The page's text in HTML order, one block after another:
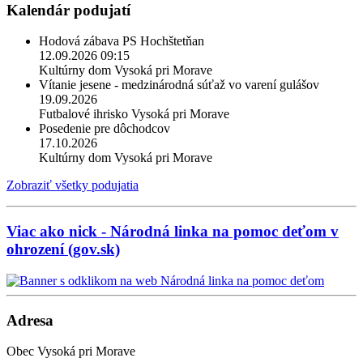
Kalendár podujatí
Hodová zábava PS Hochštetňan
12.09.2026 09:15
Kultúrny dom Vysoká pri Morave
Vítanie jesene - medzinárodná súťaž vo varení gulášov
19.09.2026
Futbalové ihrisko Vysoká pri Morave
Posedenie pre dôchodcov
17.10.2026
Kultúrny dom Vysoká pri Morave
Zobraziť všetky podujatia
Viac ako nick - Národná linka na pomoc deťom v
ohrození (gov.sk)
Adresa
Obec Vysoká pri Morave